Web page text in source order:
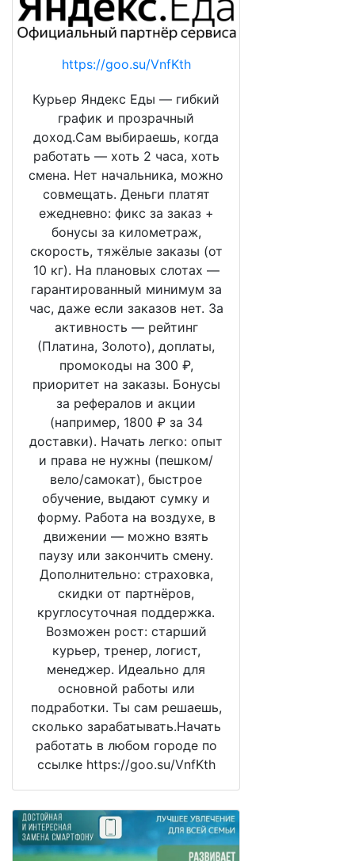
https://goo.su/VnfKth
Курьер Яндекс Еды — гибкий
график и прозрачный
доход.Сам выбираешь, когда
работать — хоть 2 часа, хоть
смена. Нет начальника, можно
совмещать. Деньги платят
ежедневно: фикс за заказ +
бонусы за километраж,
скорость, тяжёлые заказы (от
10 кг). На плановых слотах —
гарантированный минимум за
час, даже если заказов нет. За
активность — рейтинг
(Платина, Золото), доплаты,
промокоды на 300 ₽,
приоритет на заказы. Бонусы
за рефералов и акции
(например, 1800 ₽ за 34
доставки). Начать легко: опыт
и права не нужны (пешком/
вело/самокат), быстрое
обучение, выдают сумку и
форму. Работа на воздухе, в
движении — можно взять
паузу или закончить смену.
Дополнительно: страховка,
скидки от партнёров,
круглосуточная поддержка.
Возможен рост: старший
курьер, тренер, логист,
менеджер. Идеально для
основной работы или
подработки. Ты сам решаешь,
сколько зарабатывать.Начать
работать в любом городе по
ссылке https://goo.su/VnfKth